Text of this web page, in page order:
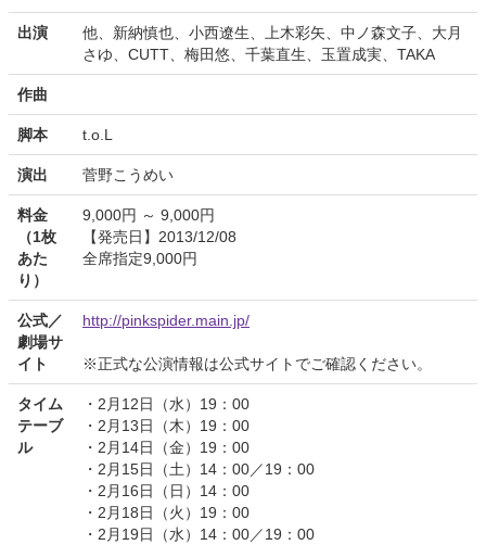
出演
他、新納慎也、小西遼生、上木彩矢、中ノ森文子、大月
さゆ、CUTT、梅田悠、千葉直生、玉置成実、TAKA
作曲
脚本 t.o.L
演出 菅野こうめい
料金
（1枚
あた
り）
9,000円 ～ 9,000円
【発売日】2013/12/08
全席指定9,000円
公式／
劇場サ
イト
http://pinkspider.main.jp/
※正式な公演情報は公式サイトでご確認ください。
タイム
テーブ
ル
・2月12日（水）19：00
・2月13日（木）19：00
・2月14日（金）19：00
・2月15日（土）14：00／19：00
・2月16日（日）14：00
・2月18日（火）19：00
・2月19日（水）14：00／19：00